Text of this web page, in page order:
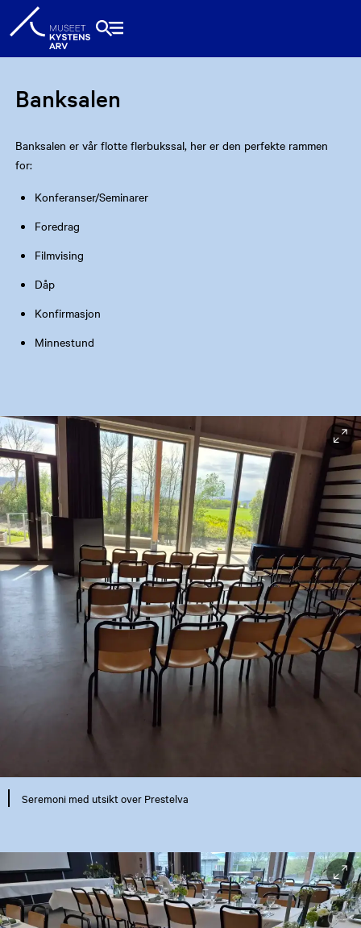
Banksalen
Banksalen er vår flotte flerbukssal, her er den perfekte rammen
for:
Konferanser/Seminarer
Foredrag
Filmvising
Dåp
Konfirmasjon
Minnestund
Seremoni med utsikt over Prestelva